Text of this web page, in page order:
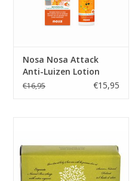
Nosa Nosa Attack
Anti-Luizen Lotion
Perzik
€16,95 €15,95